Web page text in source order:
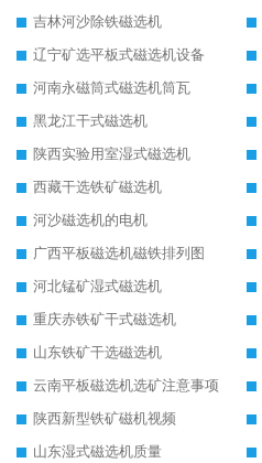
吉林河沙除铁磁选机
辽宁矿选平板式磁选机设备
河南永磁筒式磁选机筒瓦
黑龙江干式磁选机
陕西实验用室湿式磁选机
西藏干选铁矿磁选机
河沙磁选机的电机
广西平板磁选机磁铁排列图
河北锰矿湿式磁选机
重庆赤铁矿干式磁选机
山东铁矿干选磁选机
云南平板磁选机选矿注意事项
陕西新型铁矿磁机视频
山东湿式磁选机质量